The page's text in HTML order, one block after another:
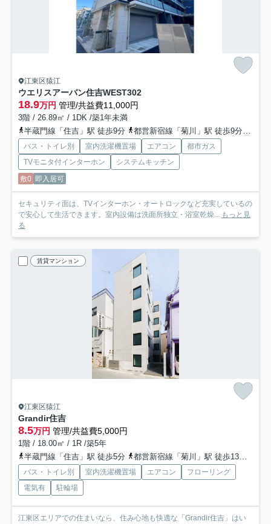
江東区猿江
ウエリスアーバン住吉WEST302
18.9万円 管理/共益費11,000円
3階 / 26.89㎡ / 1DK /築1年未満
半蔵門線「住吉」駅 徒歩9分
都営新宿線「菊川」駅 徒歩9分
バス・トイレ別 室内洗濯機置場 エアコン
都市ガス
TVモニタ付インターホン
システムキッチン
敷0 即入居可
セキュリティ面は、TVインターホン・オートロックなど充実しているの
で安心して生活できます。室内設備は洗面所独立・浴室乾燥... もっと見
る
賃貸マンション
江東区猿江
Grandir住吉
8.5万円 管理/共益費5,000円
1階 / 18.00㎡ / 1R /築5年
半蔵門線「住吉」駅 徒歩5分
都営新宿線「菊川」駅 徒歩13分
バス・トイレ別 室内洗濯機置場 エアコン
フローリング
電気有
駐輪場
江東区エリアでの住まいなら、住み心地も快適な「Grandir住吉」はい